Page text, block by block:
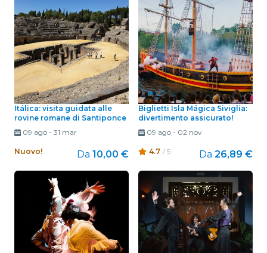
Itálica: visita guidata alle
rovine romane di Santiponce
09 ago- 31 mar
Nuovo! Da 10,00 €
Biglietti Isla Mágica Siviglia:
divertimento assicurato!
09 ago- 02 nov
4.7 / 5 Da 26,89 €